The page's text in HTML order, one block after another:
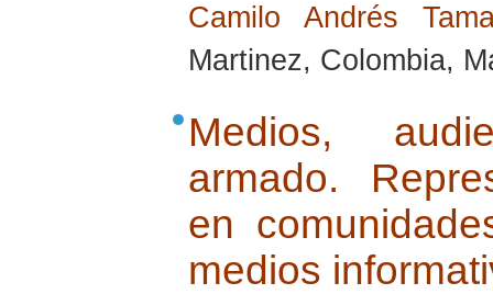
Camilo Andrés
Martinez, Colombia,
Medios,
armado.
en
medios